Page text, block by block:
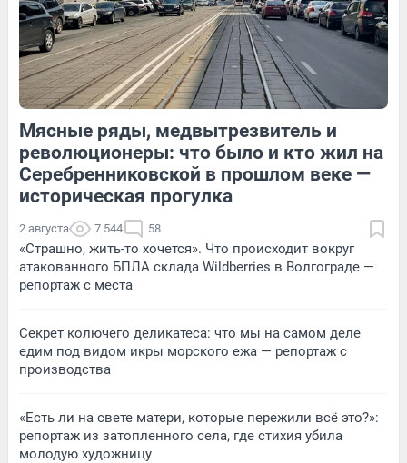
122 1 16 Обсудить
Обсудить 19
Мясные ряды, медвытрезвитель и
революционеры: что было и кто жил на
Серебренниковской в прошлом веке —
историческая прогулка
2 августа 7 544 58
«Страшно, жить-то хочется». Что происходит вокруг
атакованного БПЛА склада Wildberries в Волгограде —
репортаж с места
Секрет колючего деликатеса: что мы на самом деле
едим под видом икры морского ежа — репортаж с
производства
«Есть ли на свете матери, которые пережили всё это?»:
репортаж из затопленного села, где стихия убила
молодую художницу